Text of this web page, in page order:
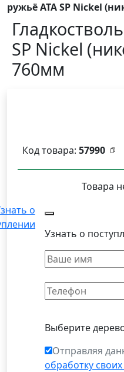
ружьё ATA SP Nickel
SP Nickel
760мм
Код товара: 57990
Товара
о
Узнать о
Выберите
Отправляя
обработку